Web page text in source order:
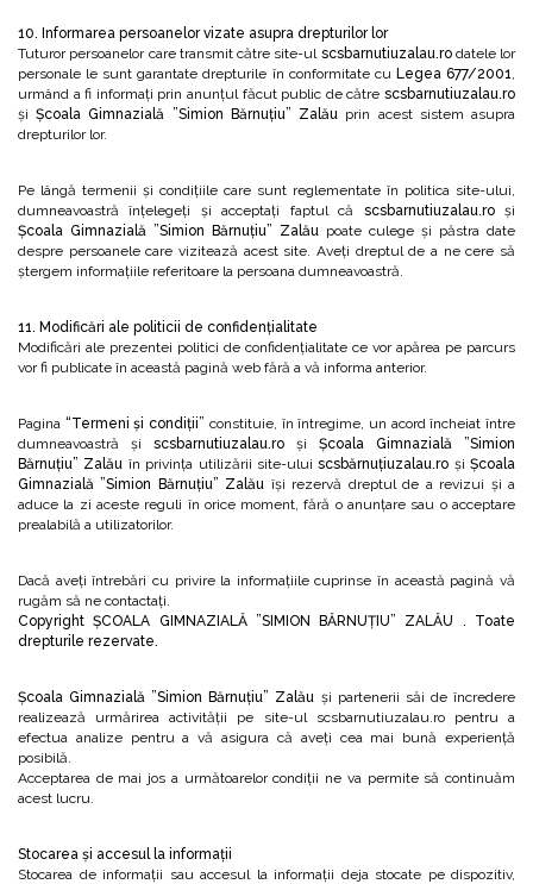
10. Informarea persoanelor vizate asupra drepturilor lor
Tuturor persoanelor care transmit către site-ul scsbarnutiuzalau.rodatele lor
personale le sunt garantate drepturile în conformitate cu Legea 677/2001,
urmând a fi informați prin anunțul făcut public de către scsbarnutiuzalau.ro
șiȘcoala Gimnazială ”Simion Bărnuțiu” Zalău prin acest sistem asupra
drepturilor lor.
Pe lângă termenii și condiţiile care sunt reglementate în politica site-ului,
dumneavoastră înțelegeți și acceptați faptul că scsbarnutiuzalau.roși
Școala Gimnazială ”Simion Bărnuțiu” Zalău poate culege și păstra date
despre persoanele care vizitează acest site. Aveți dreptul de a ne cere să
ștergem informațiile referitoare la persoana dumneavoastră.
11. Modificări ale politicii de confidențialitate
Modificări ale prezentei politici de confidențialitate ce vor apărea pe parcurs
vor fi publicate în această pagină web fără a vă informa anterior.
Pagina “Termeni și condiții” constituie, în întregime, un acord încheiat între
dumneavoastră și scsbarnutiuzalau.ro și Școala Gimnazială ”Simion
Bărnuțiu” Zalău în privința utilizării site-uluiscsbărnuțiuzalau.ro și Școala
Gimnazială ”Simion Bărnuțiu” Zalău își rezervă dreptul de a revizui și a
aduce la zi aceste reguli în orice moment, fără o anunțare sau o acceptare
prealabilă a utilizatorilor.
Dacă aveți întrebări cu privire la informațiile cuprinse în această pagină vă
rugăm să ne contactați.
Copyright ȘCOALA GIMNAZIALĂ ”SIMION BĂRNUȚIU” ZALĂU . Toate
drepturile rezervate.
Școala Gimnazială ”Simion Bărnuțiu” Zalău și partenerii săi de încredere
realizează urmărirea activității pe site-ul scsbarnutiuzalau.ro pentru a
efectua analize pentru a vă asigura că aveți cea mai bună experiență
posibilă.
Acceptarea de mai jos a următoarelor condiții ne va permite să continuăm
acest lucru.
Stocarea și accesul la informații
Stocarea de informații sau accesul la informații deja stocate pe dispozitiv,